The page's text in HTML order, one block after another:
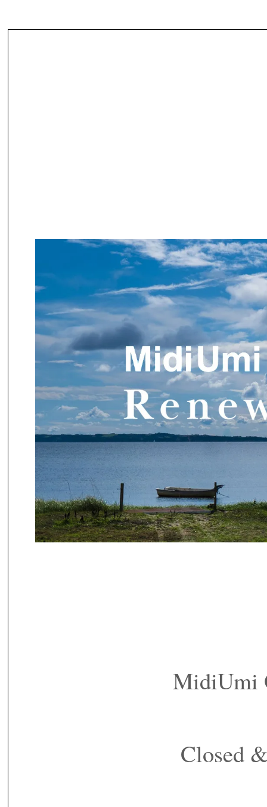
MidiUmi
Closed